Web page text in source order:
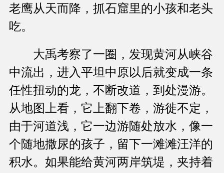
老鹰从天而降，抓石窟里的小孩和老头
吃。
大禹考察了一圈，发现黄河从峡谷
中流出，进入平坦中原以后就变成一条
任性扭动的龙，不断改道，到处漫游。
从地图上看，它上翻下卷，游徙不定，
由于河道浅，它一边游随处放水，像一
个随地撒尿的孩子，留下一滩滩汪洋的
积水。如果能给黄河两岸筑堤，夹持着